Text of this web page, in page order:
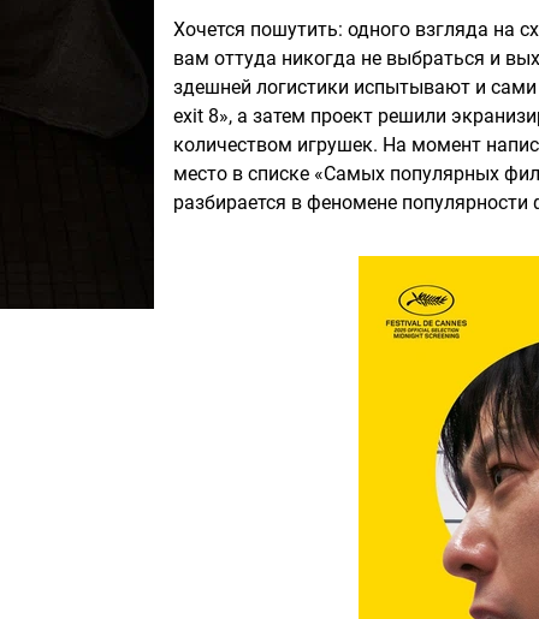
Хочется пошутить: одного взгляда на
вам оттуда никогда не выбраться и
здешней логистики испытывают и
exit 8», а затем проект решили
количеством игрушек. На момент
место в списке «Самых популярных
разбирается в феномене